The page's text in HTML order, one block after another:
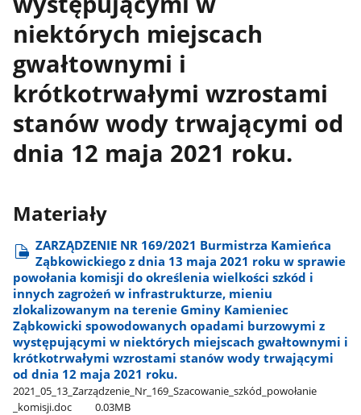
niektórych miejscach
gwałtownymi i
krótkotrwałymi wzrostami
stanów wody trwającymi od
dnia 12 maja 2021 roku.
Materiały
ZARZĄDZENIE NR 169/2021 Burmistrza Kamieńca
Ząbkowickiego z dnia 13 maja 2021 roku w sprawie
powołania komisji do określenia wielkości szkód i
innych zagrożeń w infrastrukturze, mieniu
zlokalizowanym na terenie Gminy Kamieniec
Ząbkowicki spowodowanych opadami burzowymi z
występującymi w niektórych miejscach gwałtownymi i
krótkotrwałymi wzrostami stanów wody trwającymi
od dnia 12 maja 2021 roku.
2021​_05​_13​_Zarządzenie​_Nr​_169​_Szacowanie​_szkód​_powołanie​
_komisji.doc
0.03MB